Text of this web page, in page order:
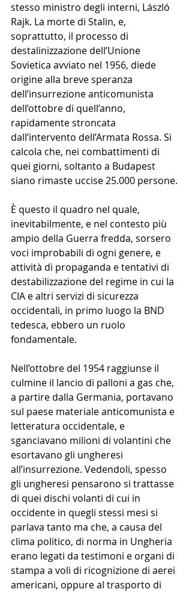
stesso ministro degli interni, László
Rajk. La morte di Stalin, e,
soprattutto, il processo di
destalinizzazione dell’Unione
Sovietica avviato nel 1956, diede
origine alla breve speranza
dell’insurrezione anticomunista
dell’ottobre di quell’anno,
rapidamente stroncata
dall’intervento dell’Armata Rossa. Si
calcola che, nei combattimenti di
quei giorni, soltanto a Budapest
siano rimaste uccise 25.000 persone.
È questo il quadro nel quale,
inevitabilmente, e nel contesto più
ampio della Guerra fredda, sorsero
voci improbabili di ogni genere, e
attività di propaganda e tentativi di
destabilizzazione del regime in cui la
CIA e altri servizi di sicurezza
occidentali, in primo luogo la BND
tedesca, ebbero un ruolo
fondamentale.
Nell’ottobre del 1954 raggiunse il
culmine il lancio di palloni a gas che,
a partire dalla Germania, portavano
sul paese materiale anticomunista e
letteratura occidentale, e
sganciavano milioni di volantini che
esortavano gli ungheresi
all’insurrezione. Vedendoli, spesso
gli ungheresi pensarono si trattasse
di quei dischi volanti di cui in
occidente in quegli stessi mesi si
parlava tanto ma che, a causa del
clima politico, di norma in Ungheria
erano legati da testimoni e organi di
stampa a voli di ricognizione di aerei
americani, oppure al trasporto di